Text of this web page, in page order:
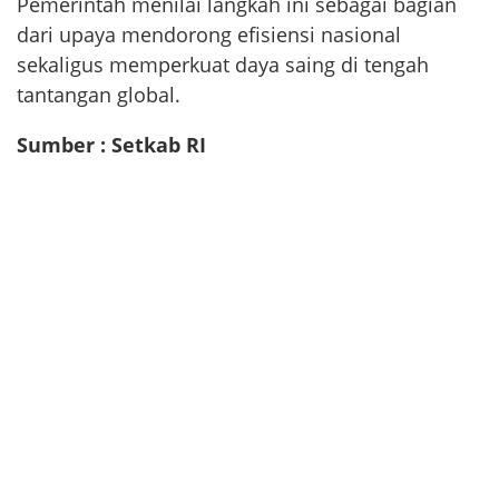
dari upaya mendorong efisiensi nasional
sekaligus memperkuat daya saing di tengah
tantangan global.
Sumber : Setkab RI